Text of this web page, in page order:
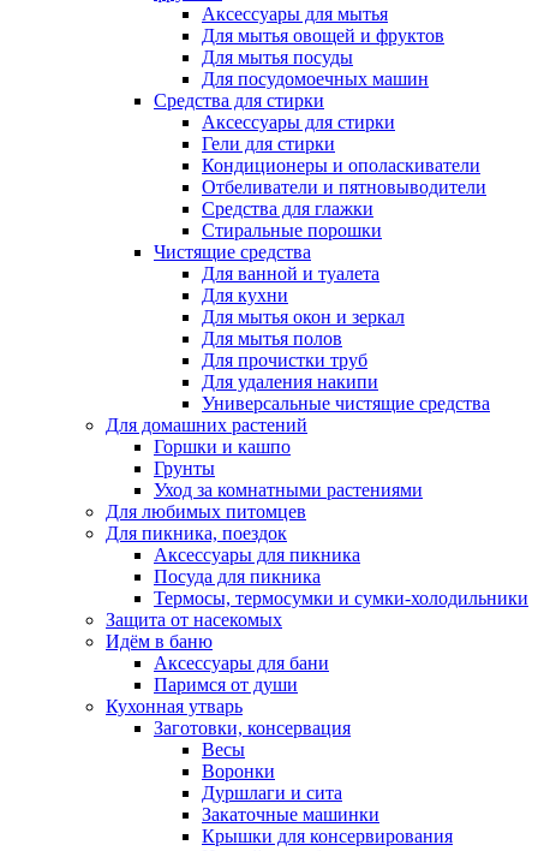
Аксессуары для мытья
Для мытья овощей и фруктов
Для мытья посуды
Для посудомоечных машин
Средства для стирки
Аксессуары для стирки
Гели для стирки
Кондиционеры и ополаскиватели
Отбеливатели и пятновыводители
Средства для глажки
Стиральные порошки
Чистящие средства
Для ванной и туалета
Для кухни
Для мытья окон и зеркал
Для мытья полов
Для прочистки труб
Для удаления накипи
Универсальные чистящие средства
Для домашних растений
Горшки и кашпо
Грунты
Уход за комнатными растениями
Для любимых питомцев
Для пикника, поездок
Аксессуары для пикника
Посуда для пикника
Термосы, термосумки и сумки-холодильники
Защита от насекомых
Идём в баню
Аксессуары для бани
Паримся от души
Кухонная утварь
Заготовки, консервация
Весы
Воронки
Дуршлаги и сита
Закаточные машинки
Крышки для консервирования